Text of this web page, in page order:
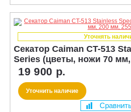
Уточнять
Секатор Caiman CT-513
Series (цветы, ножи 70
19 900 р.
Уточнить наличие